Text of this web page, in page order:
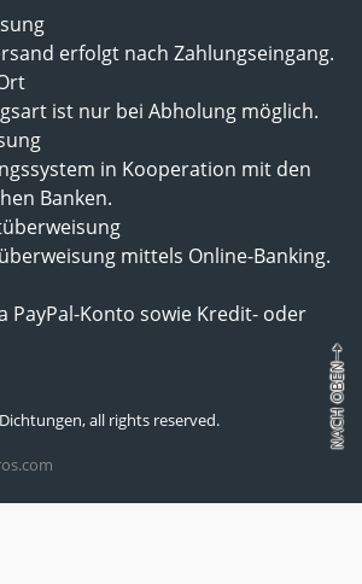
erfolgt nach Zahlungseingang.
ist nur bei Abholung möglich.
in Kooperation mit den
Banken.
mittels Online-Banking.
PayPal-Konto sowie Kredit- oder
all rights reserved.